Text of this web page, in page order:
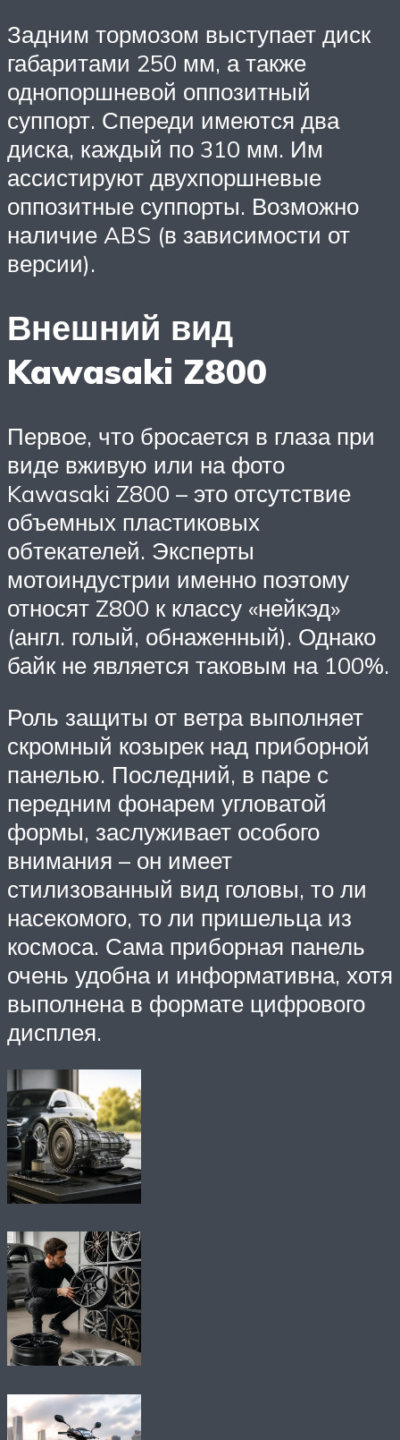
Задним тормозом выступает диск
габаритами 250 мм, а также
однопоршневой оппозитный
суппорт. Спереди имеются два
диска, каждый по 310 мм. Им
ассистируют двухпоршневые
оппозитные суппорты. Возможно
наличие ABS (в зависимости от
версии).
Внешний вид
Kawasaki Z800
Первое, что бросается в глаза при
виде вживую или на фото
Kawasaki Z800 – это отсутствие
объемных пластиковых
обтекателей. Эксперты
мотоиндустрии именно поэтому
относят Z800 к классу «нейкэд»
(англ. голый, обнаженный). Однако
байк не является таковым на 100%.
Роль защиты от ветра выполняет
скромный козырек над приборной
панелью. Последний, в паре с
передним фонарем угловатой
формы, заслуживает особого
внимания – он имеет
стилизованный вид головы, то ли
насекомого, то ли пришельца из
космоса. Сама приборная панель
очень удобна и информативна, хотя
выполнена в формате цифрового
дисплея.